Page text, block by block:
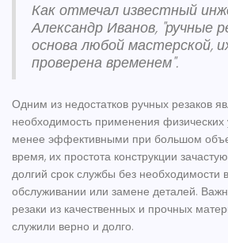
Как отмечал известный
Александр Иванов, "ручные
основа любой мастерской,
проверена временем".
Одним из недостатков ручных резаков
необходимость применения физических
менее эффективными при большом
время, их простота конструкции
долгий срок службы без необходимости
обслуживании или замене деталей.
резаки из качественных и прочных
служили верно и долго.